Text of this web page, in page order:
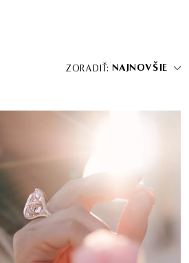
ZORADIŤ: NAJNOVŠIE